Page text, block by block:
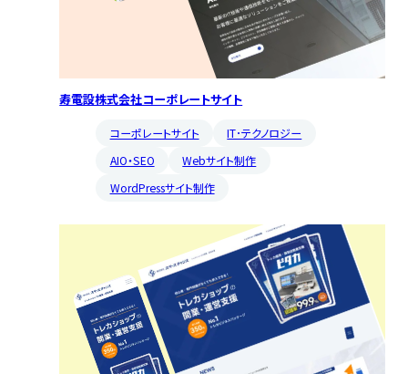
寿電設株式会社コーポレートサイト
コーポレートサイト
IT･テクノロジー
AIO・SEO
Webサイト制作
WordPressサイト制作